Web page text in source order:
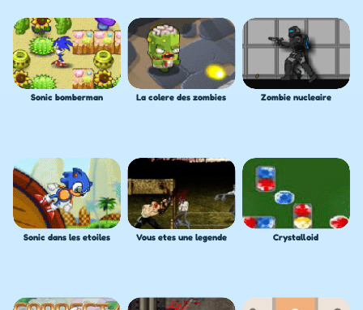
Sonic bomberman La colere des zombies Zombie nucleaire
Sonic dans les etoiles Vous etes une legende Crystalloid